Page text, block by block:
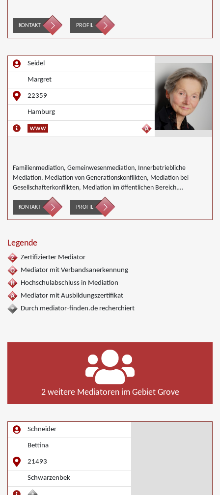
KONTAKT PROFIL
Seidel
Margret
22359
Hamburg
Familienmediation, Gemeinwesenmediation, Innerbetriebliche
Mediation, Mediation von Generationskonflikten, Mediation bei
Gesellschafterkonflikten, Mediation im öffentlichen Bereich,
Mediation bei Team- und Gruppenkonflikten,
Nachbarschaftsmediation, Schulmediation
KONTAKT PROFIL
Legende
Zertifizierter Mediator
Mediator mit Verbandsanerkennung
Hochschulabschluss in Mediation
Mediator mit Ausbildungszertifikat
Durch mediator-finden.de recherchiert
2 weitere Mediatoren im Gebiet Grove
Schneider
Bettina
21493
Schwarzenbek